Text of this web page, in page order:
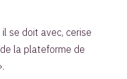
se doit avec, cerise
la plateforme de